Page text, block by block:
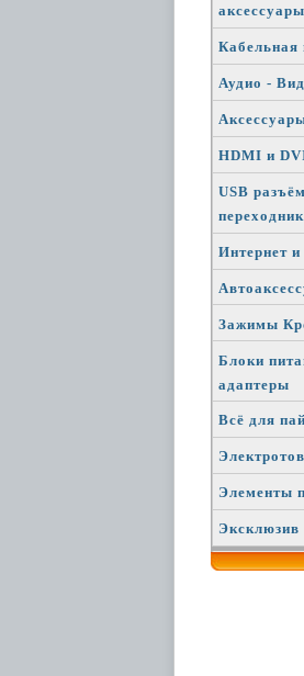
аксессуары
Кабельная
Аудио -
HDMI и
USB
Интернет
Зажимы
Блоки
адаптеры
Всё для
Элементы
Эксклюзив